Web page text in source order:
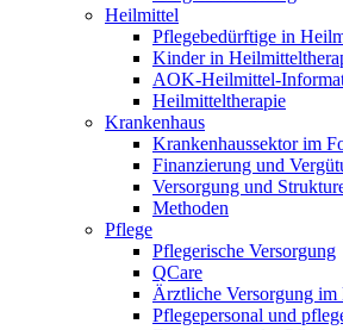
Heilmittel
Pflegebedürftige in
Kinder in
AOK-Heilmittel-
Heilmitteltherapie
Krankenhaus
Krankenhaussektor im
Finanzierung und
Versorgung und
Methoden
Pflege
Pflegerische Versorgung
QCare
Ärztliche Versorgung im
Pflegepersonal und